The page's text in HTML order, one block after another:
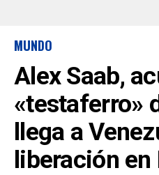
MUNDO
Alex Saab,
«testaferro»
llega a
liberación en